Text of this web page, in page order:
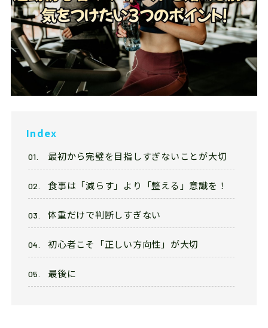
Company 運営会社情報
Franchise フランチャイズ加盟店募集
Privacy プライバシーポリシー
Index
最初から完璧を目指しすぎないことが大切
食事は「減らす」より「整える」意識を！
体重だけで判断しすぎない
初心者こそ「正しい方向性」が大切
最後に